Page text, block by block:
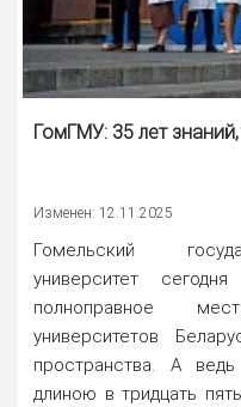
ГомГМУ: 35 лет
Изменен: 12.11.2025
Гомельский
университет
полноправное
университетов
пространства. А
длиною в тридцать